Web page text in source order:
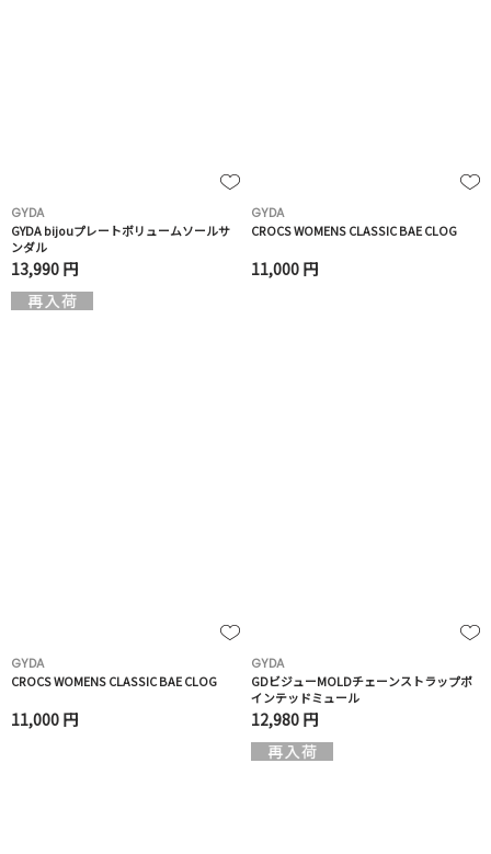
GYDA
GYDA bijouプレートボリュームソールサ
ンダル
13,990 円
GYDA
CROCS WOMENS CLASSIC BAE CLOG
11,000 円
GYDA
CROCS WOMENS CLASSIC BAE CLOG
11,000 円
GYDA
GDビジューMOLDチェーンストラップポ
インテッドミュール
12,980 円